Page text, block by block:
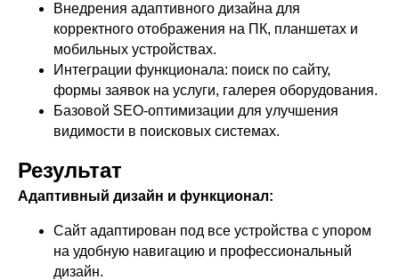
Внедрения адаптивного дизайна для
корректного отображения на ПК, планшетах и
мобильных устройствах.
Интеграции функционала: поиск по сайту,
формы заявок на услуги, галерея оборудования.
Базовой SEO-оптимизации для улучшения
видимости в поисковых системах.
Результат
Адаптивный дизайн и функционал:
Сайт адаптирован под все устройства с упором
на удобную навигацию и профессиональный
дизайн.